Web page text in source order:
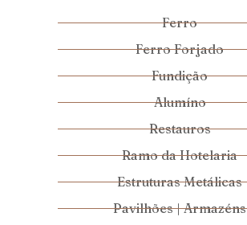
Ferro
Ferro Forjado
Fundição
Alumíno
Restauros
Ramo da Hotelaria
Estruturas Metálicas
Pavilhões | Armazéns